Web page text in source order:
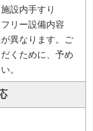
設内手すり
リー設備内容
異なります。ご
くために、予め
。